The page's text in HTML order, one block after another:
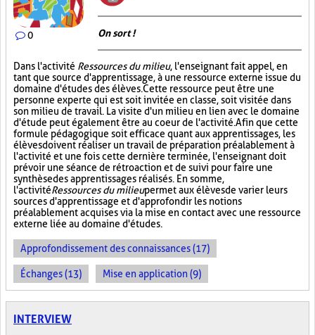
0 On sort !
Dans l'activité Ressources du milieu, l'enseignant fait appel, en
tant que source d'apprentissage, à une ressource externe issue du
domaine d'études des élèves. Cette ressource peut être une
personne experte qui est soit invitée en classe, soit visitée dans
son milieu de travail. La visite d'un milieu en lien avec le domaine
d'étude peut également être au coeur de l'activité. Afin que cette
formule pédagogique soit efficace quant aux apprentissages, les
élèves doivent réaliser un travail de préparation préalablement à
l'activité et une fois cette dernière terminée, l'enseignant doit
prévoir une séance de rétroaction et de suivi pour faire une
synthèse des apprentissages réalisés. En somme,
l'activitéRessources du milieupermet aux élèves de varier leurs
sources d'apprentissage et d'approfondir les notions
préalablement acquises via la mise en contact avec une ressource
externe liée au domaine d'études.
Approfondissement des connaissances (17)
Échanges (13) Mise en application (9)
INTERVIEW